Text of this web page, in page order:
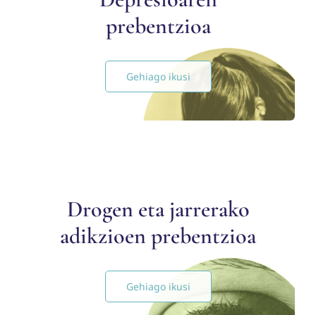
prebentzioa
Gehiago ikusi
Drogen eta jarrerako
adikzioen prebentzioa
Gehiago ikusi